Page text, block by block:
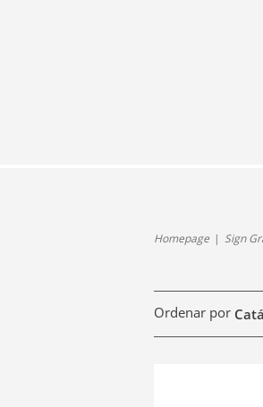
Homepage Sign
Ordenar por